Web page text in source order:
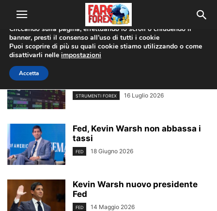
ULTIMI ARTICOLI
STRUMENTI FOREX 16 Luglio 2026
Fed, Kevin Warsh non abbassa i
tassi
FED 18 Giugno 2026
Kevin Warsh nuovo presidente
Fed
FED 14 Maggio 2026
Utilizziamo i cookie per offrirti la migliore esperienza sul nostro
sito web.
Cliccando sulla pagina, effettuando lo scroll o chiudendo il
banner, presti il consenso all’uso di tutti i cookie
Puoi scoprire di più su quali cookie stiamo utilizzando o come
disattivarli nelle impostazioni
Accetta